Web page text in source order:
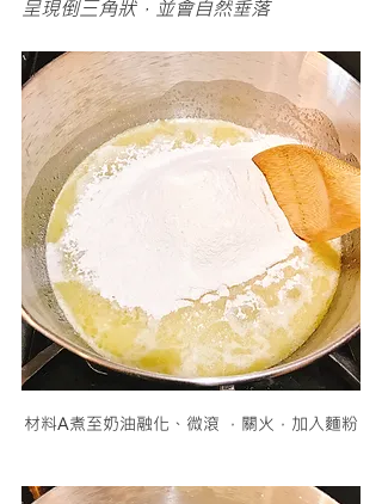
呈現倒三角狀，並會自然垂落
材料A煮至奶油融化、微滾 ，關火，加入麵粉